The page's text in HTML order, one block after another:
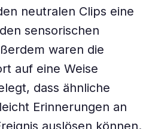
neutralen Clips eine
sensorischen
waren die
auf eine Weise
dass ähnliche
Erinnerungen an
auslösen können.